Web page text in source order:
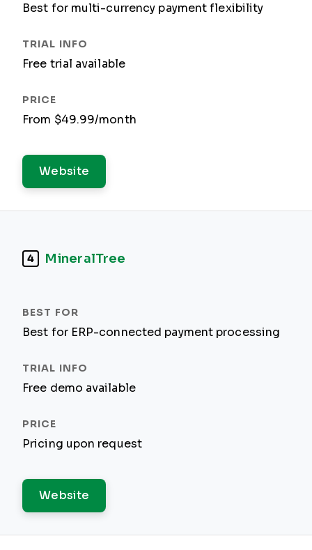
Best for multi-currency payment flexibility
Free trial available
From $49.99/month
Website
4 MineralTree
Best for ERP-connected payment processing
Free demo available
Pricing upon request
Website